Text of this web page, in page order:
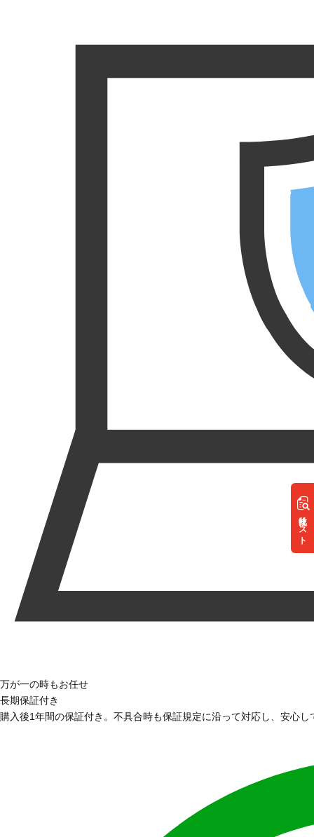
リスト
万が一の時もお任せ
長期保証付き
購入後1年間の保証付き。不具合時も保証規定に沿って対応し、安心